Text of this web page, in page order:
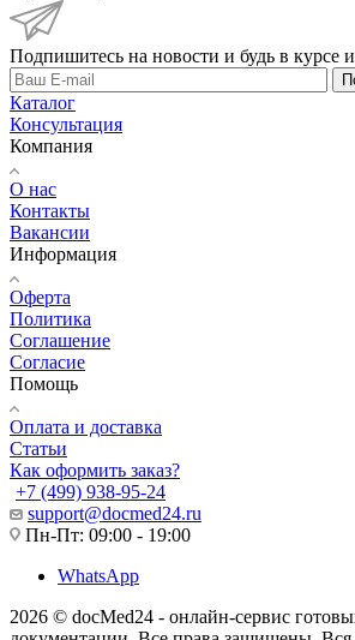
Подпишитесь на новости и будь в курсе
Каталог
Консультация
Компания
О нас
Контакты
Вакансии
Информация
Оферта
Политика
Соглашение
Согласие
Помощь
Оплата и доставка
Статьи
Как оформить заказ?
+7 (499) 938-95-24
support@docmed24.ru
Пн-Пт: 09:00 - 19:00
WhatsApp
2026 © docMed24 - онлайн-сервис